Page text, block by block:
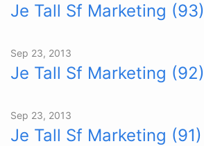
Je Tall Sf Marketing (93)
Sep 23, 2013
Je Tall Sf Marketing (92)
Sep 23, 2013
Je Tall Sf Marketing (91)